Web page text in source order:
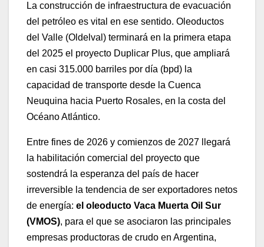
La construcción de infraestructura de evacuación
del petróleo es vital en ese sentido. Oleoductos
del Valle (Oldelval) terminará en la primera etapa
del 2025 el proyecto Duplicar Plus, que ampliará
en casi 315.000 barriles por día (bpd) la
capacidad de transporte desde la Cuenca
Neuquina hacia Puerto Rosales, en la costa del
Océano Atlántico.
Entre fines de 2026 y comienzos de 2027 llegará
la habilitación comercial del proyecto que
sostendrá la esperanza del país de hacer
irreversible la tendencia de ser exportadores netos
de energía: el oleoducto Vaca Muerta Oil Sur
(VMOS), para el que se asociaron las principales
empresas productoras de crudo en Argentina,